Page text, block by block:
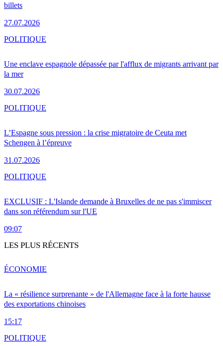
billets
27.07.2026
Une enclave espagnole dépassée par l'afflux de migrants arrivant par
la mer
30.07.2026
POLITIQUE
L’Espagne sous pression : la crise migratoire de Ceuta met
Schengen à l’épreuve
31.07.2026
POLITIQUE
EXCLUSIF : L'Islande demande à Bruxelles de ne pas s'immiscer
dans son référendum sur l'UE
09:07
POLITIQUE
LES PLUS RÉCENTS
La « résilience surprenante » de l'Allemagne face à la forte hausse
des exportations chinoises
15:17
ÉCONOMIE
POLITIQUE